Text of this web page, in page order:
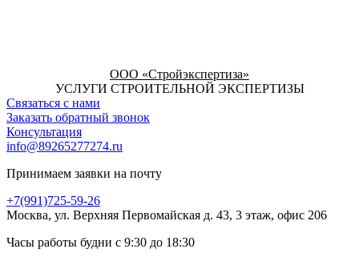
ООО «Стройэкспертиза»
УСЛУГИ СТРОИТЕЛЬНОЙ ЭКСПЕРТИЗЫ
Связаться с нами
Заказать обратный звонок
Консультация
info@89265277274.ru
Принимаем заявки на почту
+7(991)725-59-26
Москва, ул. Верхняя Первомайская д. 43, 3 этаж, офис 206
Часы работы будни с 9:30 до 18:30